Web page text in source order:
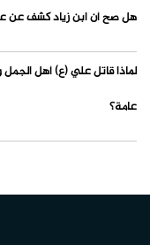
هل صح أن ابن زياد كشف عن
لماذا قاتل علي (ع) أهل
عامة؟